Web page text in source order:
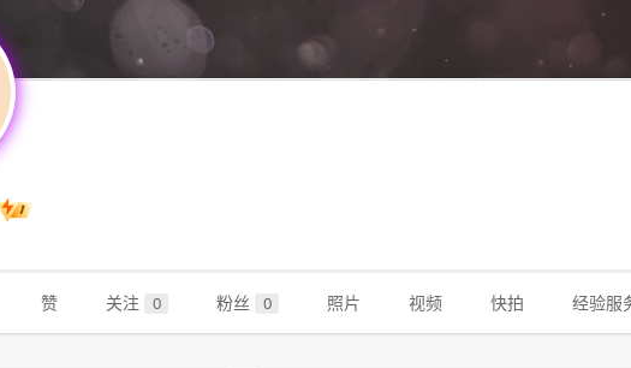
赞 关注 0 粉丝 0 照片 视频 快拍 经验服